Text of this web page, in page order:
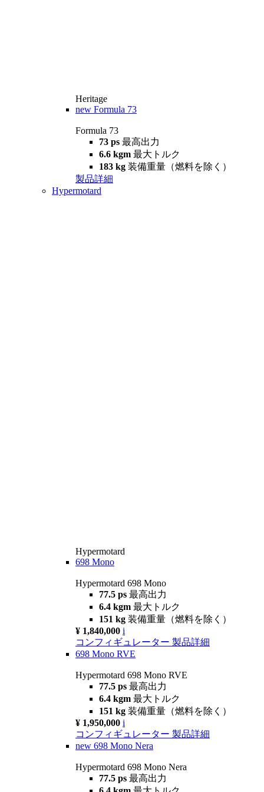
Heritage
new Formula 73
Formula 73
73 ps 最高出力
6.6 kgm 最大トルク
183 kg 装備重量（燃料を除く）
製品詳細
Hypermotard
Hypermotard
698 Mono
Hypermotard 698 Mono
77.5 ps 最高出力
6.4 kgm 最大トルク
151 kg 装備重量（燃料を除く）
¥ 1,840,000 i
コンフィギュレーター 製品詳細
698 Mono RVE
Hypermotard 698 Mono RVE
77.5 ps 最高出力
6.4 kgm 最大トルク
151 kg 装備重量（燃料を除く）
¥ 1,950,000 i
コンフィギュレーター 製品詳細
new 698 Mono Nera
Hypermotard 698 Mono Nera
77.5 ps 最高出力